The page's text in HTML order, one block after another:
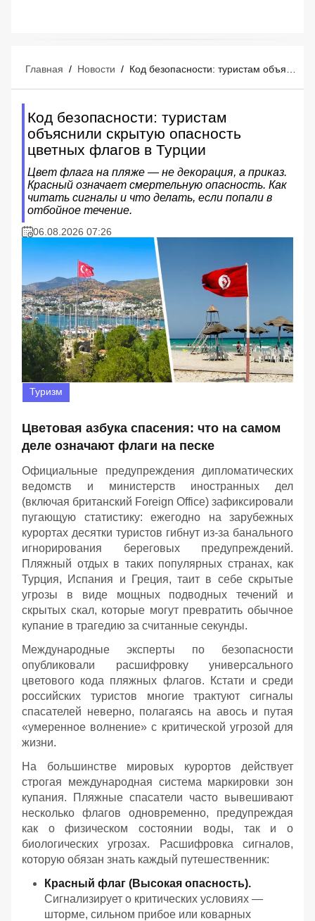
Главная / Новости /
Код безопасности: туристам
объяснили скрытую опасность
цветных флагов в Турции
Цвет флага на пляже — не декорация, а приказ.
Красный означает смертельную опасность. Как
читать сигналы и что делать, если попали в
отбойное течение.
06.08.2026 07:26
Туризм
Цветовая азбука спасения: что на самом
деле означают флаги на песке
Официальные предупреждения дипломатических
ведомств и министерств иностранных дел
(включая британский Foreign Office) зафиксировали
пугающую статистику: ежегодно на зарубежных
курортах десятки туристов гибнут из-за банального
игнорирования береговых предупреждений.
Пляжный отдых в таких популярных странах, как
Турция, Испания и Греция, таит в себе скрытые
угрозы в виде мощных подводных течений и
скрытых скал, которые могут превратить обычное
купание в трагедию за считанные секунды.
Международные эксперты по безопасности
опубликовали расшифровку универсального
цветового кода пляжных флагов. Кстати и среди
российских туристов многие трактуют сигналы
спасателей неверно, полагаясь на авось и путая
«умеренное волнение» с критической угрозой для
жизни.
На большинстве мировых курортов действует
строгая международная система маркировки зон
купания. Пляжные спасатели часто вывешивают
несколько флагов одновременно, предупреждая
как о физическом состоянии воды, так и о
биологических угрозах. Расшифровка сигналов,
которую обязан знать каждый путешественник:
Красный флаг (Высокая опасность).
Сигнализирует о критических условиях —
шторме, сильном прибое или коварных